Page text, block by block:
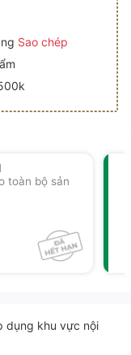
Sao chép
toàn bộ sản
dụng khu vực nội